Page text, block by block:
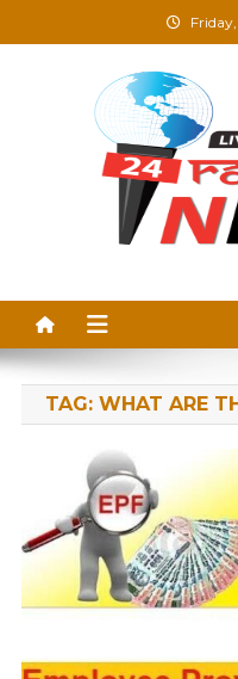
to
Breaking
TAG: WHAT ARE